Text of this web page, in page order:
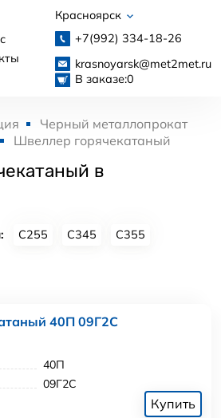
Красноярск
+7(992) 334-18-26
krasnoyarsk@met2met.ru
В заказе:0
Черный металлопрокат
Швеллер горячекатаный
в
С255 С345 С355
40П 09Г2С
40П
09Г2С
Купить